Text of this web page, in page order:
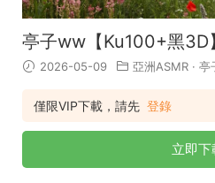
亭子ww【Ku100+黑3D
2026-05-09 亞洲ASMR · 亭
僅限VIP下載，請先 登錄
立即下